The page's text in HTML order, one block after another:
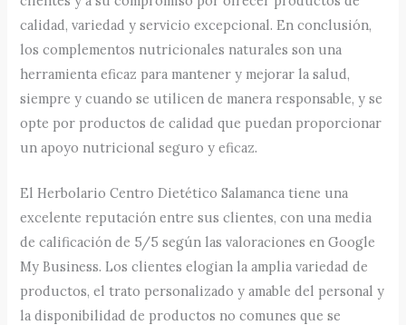
calidad, variedad y servicio excepcional. En conclusión,
los complementos nutricionales naturales son una
herramienta eficaz para mantener y mejorar la salud,
siempre y cuando se utilicen de manera responsable, y se
opte por productos de calidad que puedan proporcionar
un apoyo nutricional seguro y eficaz.
El Herbolario Centro Dietético Salamanca tiene una
excelente reputación entre sus clientes, con una media
de calificación de 5/5 según las valoraciones en Google
My Business. Los clientes elogian la amplia variedad de
productos, el trato personalizado y amable del personal y
la disponibilidad de productos no comunes que se